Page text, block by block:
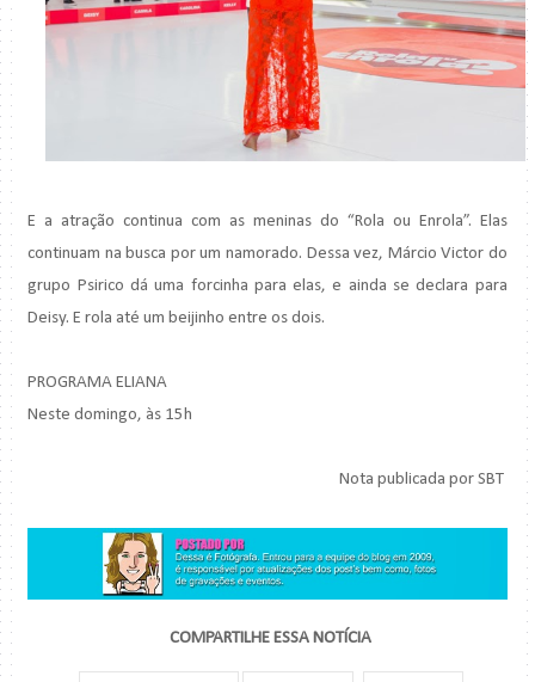
E a atração continua com as meninas do “Rola ou Enrola”. Elas
continuam na busca por um namorado. Dessa vez, Márcio Victor do
grupo Psirico dá uma forcinha para elas, e ainda se declara para
Deisy. E rola até um beijinho entre os dois.
PROGRAMA ELIANA
Neste domingo, às 15h
Nota publicada por SBT
COMPARTILHE ESSA NOTÍCIA